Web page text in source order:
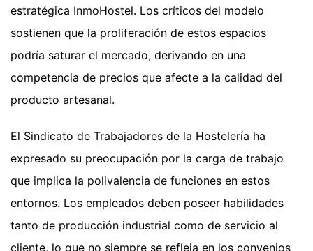
estratégica InmoHostel. Los críticos del modelo
sostienen que la proliferación de estos espacios
podría saturar el mercado, derivando en una
competencia de precios que afecte a la calidad del
producto artesanal.
El Sindicato de Trabajadores de la Hostelería ha
expresado su preocupación por la carga de trabajo
que implica la polivalencia de funciones en estos
entornos. Los empleados deben poseer habilidades
tanto de producción industrial como de servicio al
cliente, lo que no siempre se refleja en los convenios